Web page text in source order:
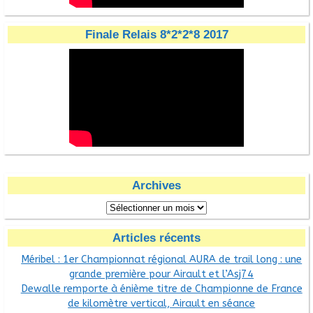
Finale Relais 8*2*2*8 2017
Archives
Articles récents
Méribel : 1er Championnat régional AURA de trail long : une
grande première pour Airault et l’Asj74
Dewalle remporte à énième titre de Championne de France
de kilomètre vertical, Airault en séance